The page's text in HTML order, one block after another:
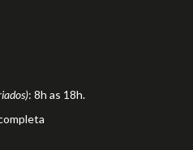
: 8h as 18h.